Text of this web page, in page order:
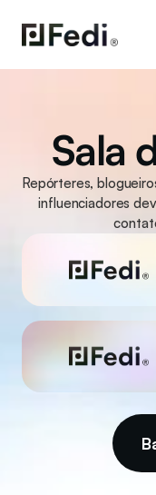
Sala
Repórteres,
influenciadores